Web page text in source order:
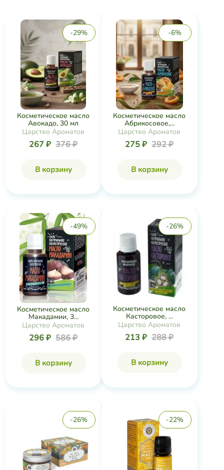
-29%
Косметическое масло
Авокадо, 30 мл
Царство Ароматов
267 ₽ 376 ₽
В корзину
-6%
Косметическое масло
Абрикосовое,...
Царство Ароматов
275 ₽ 292 ₽
В корзину
-49%
Косметическое масло
Макадамии, 3...
Царство Ароматов
296 ₽ 586 ₽
В корзину
-26%
Косметическое масло
Касторовое, ...
Царство Ароматов
213 ₽ 288 ₽
В корзину
-26% -22%